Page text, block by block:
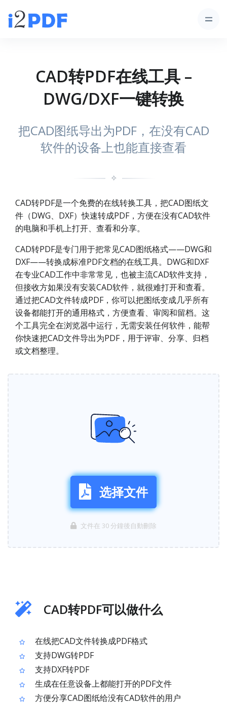
CAD转PDF在线工具 –
DWG/DXF一键转换
把CAD图纸导出为PDF，在没有CAD
软件的设备上也能直接查看
✧
CAD转PDF是一个免费的在线转换工具，把CAD图纸文
件（DWG、DXF）快速转成PDF，方便在没有CAD软件
的电脑和手机上打开、查看和分享。
CAD转PDF是专门用于把常见CAD图纸格式——DWG和
DXF——转换成标准PDF文档的在线工具。DWG和DXF
在专业CAD工作中非常常见，也被主流CAD软件支持，
但接收方如果没有安装CAD软件，就很难打开和查看。
通过把CAD文件转成PDF，你可以把图纸变成几乎所有
设备都能打开的通用格式，方便查看、审阅和留档。这
个工具完全在浏览器中运行，无需安装任何软件，能帮
你快速把CAD文件导出为PDF，用于评审、分享、归档
或文档整理。
选择文件
文件在 30 分鐘後自動刪除
CAD转PDF可以做什么
在线把CAD文件转换成PDF格式
支持DWG转PDF
支持DXF转PDF
生成在任意设备上都能打开的PDF文件
方便分享CAD图纸给没有CAD软件的用户